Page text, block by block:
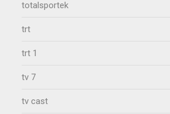
totalsportek
trt
trt 1
tv 7
tv cast